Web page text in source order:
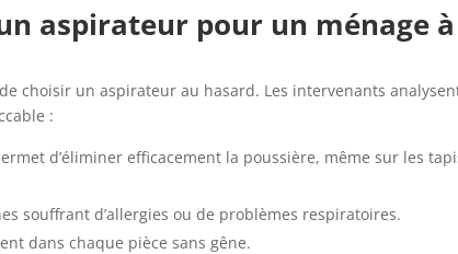
aspirateur pour un ménage à
choisir un aspirateur au hasard. Les intervenants
:
d’éliminer efficacement la poussière, même sur les
souffrant d’allergies ou de problèmes respiratoires.
dans chaque pièce sans gêne.